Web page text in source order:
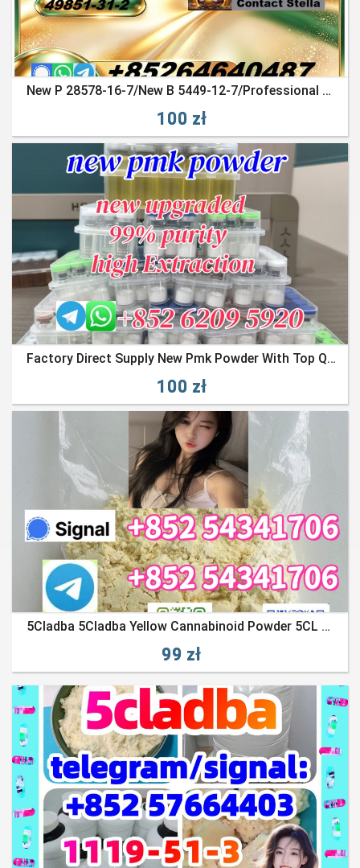
New P 28578-16-7/New B 5449-12-7/Professional Chemical Logistics
100 zł
Factory Direct Supply New Pmk Powder With Top Quality Wholesale Price
100 zł
5Cladba 5Cladba Yellow Cannabinoid Powder 5CL Strongest Cannabis
99 zł